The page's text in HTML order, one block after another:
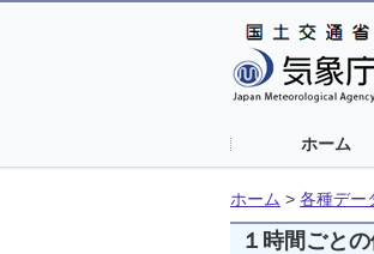
ホーム
ホーム > 各種デー
１時間ごと